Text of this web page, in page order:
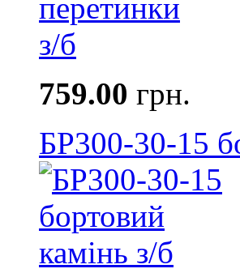
759.00 грн.
БР300-30-15